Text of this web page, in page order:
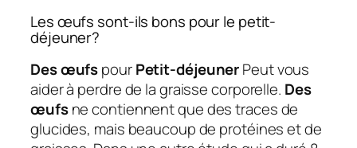
Les œufs sont-ils bons pour le petit-
déjeuner?
Des œufspourPetit-déjeunerPeut vous
aider à perdre de la graisse corporelle. Des
œufsne contiennent que des traces de
glucides, mais beaucoup de protéines et de